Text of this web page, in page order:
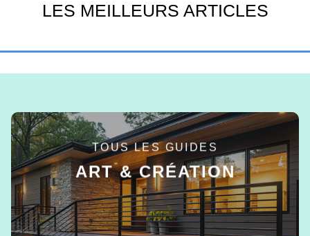
LES MEILLEURS ARTICLES
TOUS LES GUIDES
ART & CRÉATION
EN SAVOIR +